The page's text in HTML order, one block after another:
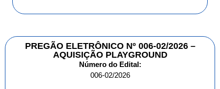
PREGÃO ELETRÔNICO Nº 006-02/2026 –
AQUISIÇÃO PLAYGROUND
Número do Edital:
006-02/2026